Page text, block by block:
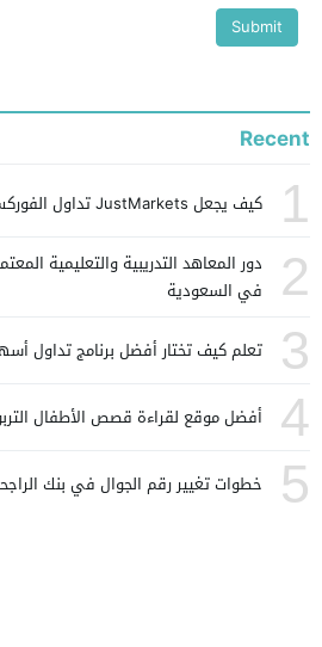
Recent
1 كيف يجعل JustMarkets تداول الفوركس أسهل وأكثر أمانًا
2
دور المعاهد التدريبية والتعليمية
في السعودية
3 تعلم كيف تختار أفضل برنامج تداول أسهم
4 أفضل موقع لقراءة قصص الأطفال
5 خطوات تغيير رقم الجوال في بنك